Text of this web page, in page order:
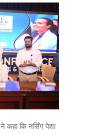
कहा कि नर्सिंग पेशा